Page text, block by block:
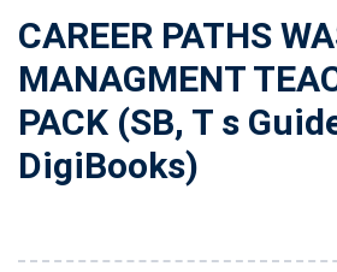
CAREER PATHS
MANAGMENT
PACK (SB, T s
DigiBooks)